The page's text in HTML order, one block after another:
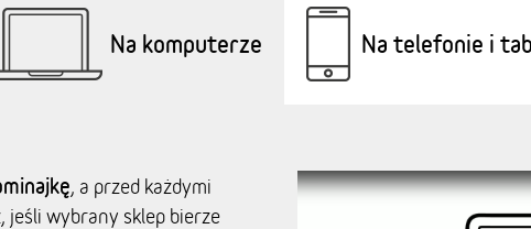
Na komputerze Na telefonie i
, a przed każdymi
jeśli wybrany sklep bierze